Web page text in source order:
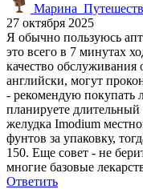
27 октября 2025
Я обычно пользуюсь
это всего в 7 минутах
качество
английски, могут
- рекомендую покупать
планируете
желудка Imodium
фунтов за упаковку,
150. Еще совет - не
многие базовые
Ответить